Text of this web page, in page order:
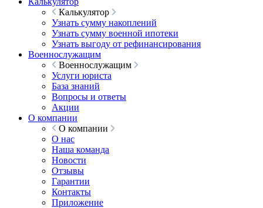
Калькулятор
Узнать сумму накоплений
Узнать сумму военной ипотеки
Узнать выгоду от рефинансирования
Военнослужащим
Военнослужащим
Услуги юриста
База знаний
Вопросы и ответы
Акции
О компании
О компании
О нас
Наша команда
Новости
Отзывы
Гарантии
Контакты
Приложение